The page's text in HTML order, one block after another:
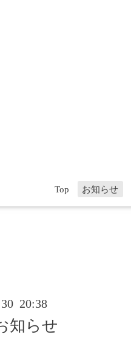
Top お知らせ
30 20:38
知らせ